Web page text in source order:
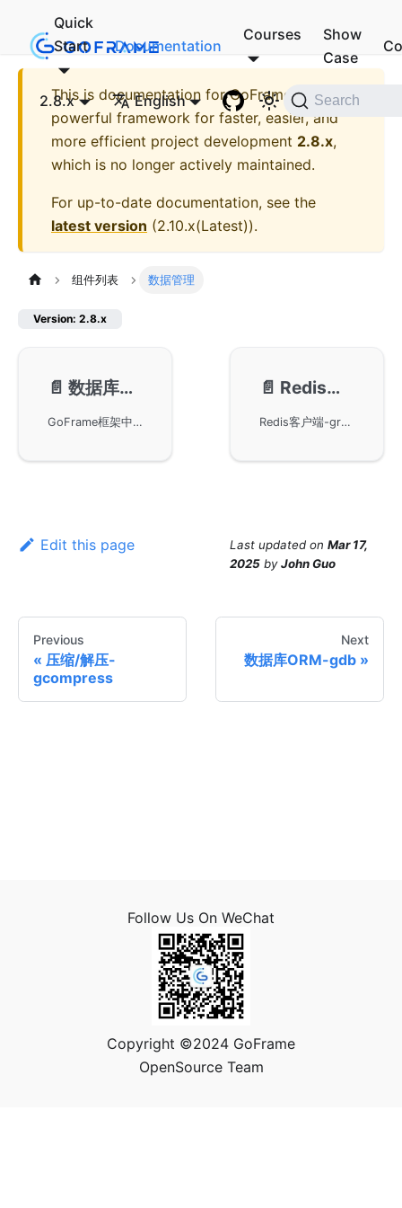
Quick
Start
Documentation
Courses
Show
Case
2.8.x English Search
This is documentation forGoFrame - A
powerful framework for faster, easier, and
more efficient project development 2.8.x,
which is no longer actively maintained.
For up-to-date documentation, see the
latest version (2.10.x(Latest)).
组件列表 数据管理
Version: 2.8.x
📄️ 数据库ORM-gdb
GoFrame框架中的gdb模块，该模块是实现数据库ORM功能的核心组件，负责高效的数据操作与管理。在GoFrame框架中，gdb扮演着至关重要的角色，有助于简化数据库的交互和管理。
📄️ Redis客户端-gredis
Redis客户端-gredis模块旨在通过GoFrame框架提供高效的数据库缓存操作，用户可以探索如何在GoFrame框架下优化Redis相关应用，实现高性能的Redis功能。
Edit this page Last updated on Mar 17,
2025 byJohn Guo
Previous
压缩/解压-
gcompress
Next
数据库ORM-gdb
Follow Us On WeChat
Copyright ©2024 GoFrame
OpenSource Team